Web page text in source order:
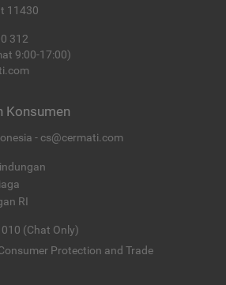
11430
312
9:00-17:00)
Konsumen
- cs@cermati.com
RI
(Chat Only)
Protection and Trade